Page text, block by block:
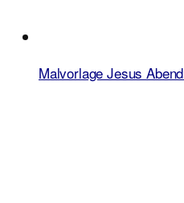
Malvorlage Jesus